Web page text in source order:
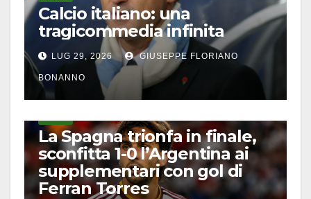
Calcio italiano: una
tragicommedia infinita
LUG 29, 2026 GIUSEPPE FLORIANO
BONANNO
La Spagna trionfa in finale,
sconfitta 1-0 l’Argentina ai
supplementari con gol di
Ferran Torres